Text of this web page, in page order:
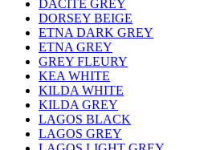
DACITE GREY
DORSEY BEIGE
ETNA DARK GREY
ETNA GREY
GREY FLEURY
KEA WHITE
KILDA WHITE
KILDA GREY
LAGOS BLACK
LAGOS GREY